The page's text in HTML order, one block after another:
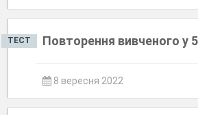
ТЕСТ Повторення вивченого у 5
8 вересня 2022